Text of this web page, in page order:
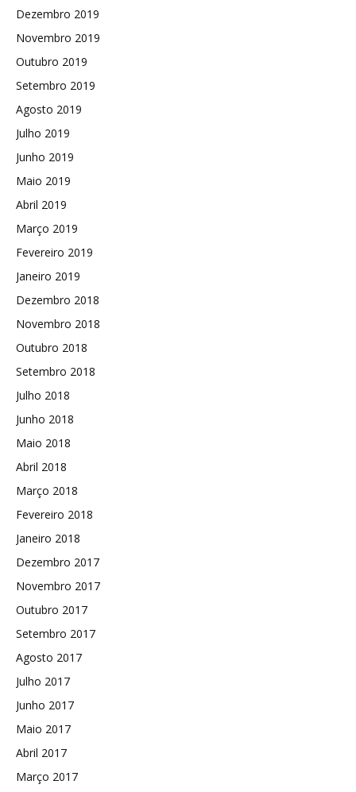
Dezembro 2019
Novembro 2019
Outubro 2019
Setembro 2019
Agosto 2019
Julho 2019
Junho 2019
Maio 2019
Abril 2019
Março 2019
Fevereiro 2019
Janeiro 2019
Dezembro 2018
Novembro 2018
Outubro 2018
Setembro 2018
Julho 2018
Junho 2018
Maio 2018
Abril 2018
Março 2018
Fevereiro 2018
Janeiro 2018
Dezembro 2017
Novembro 2017
Outubro 2017
Setembro 2017
Agosto 2017
Julho 2017
Junho 2017
Maio 2017
Abril 2017
Março 2017